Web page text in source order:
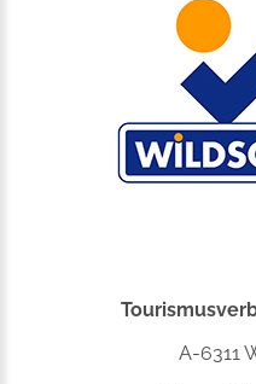
A-6311